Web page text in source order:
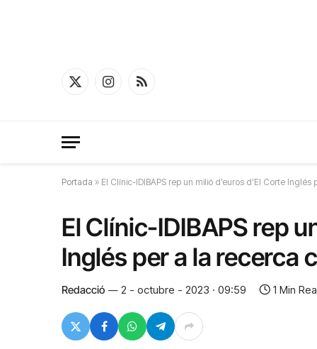
X
InstagramRSS
Portada » El Clínic-IDIBAPS rep un milió d’euros d’El Corte
El Clínic-IDIBAPS rep
Inglés per a la recerca
Redacció 2 - octubre - 2023 · 09:59 1 Min